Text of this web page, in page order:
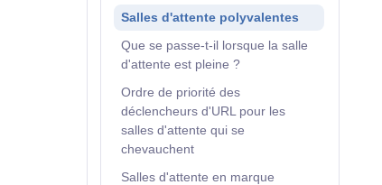
Salles d'attente polyvalentes
Que se passe-t-il lorsque la salle
d'attente est pleine ?
Ordre de priorité des
déclencheurs d'URL pour les
salles d'attente qui se
chevauchent
Salles d'attente en marque